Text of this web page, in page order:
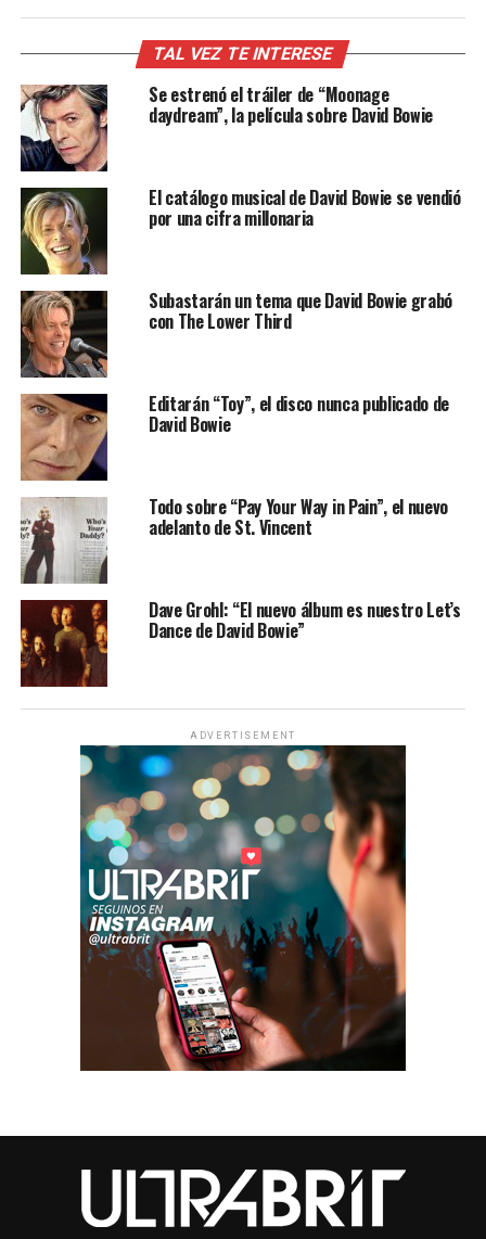
TAL VEZ TE INTERESE
Se estrenó el tráiler de “Moonage
daydream”, la película sobre David Bowie
El catálogo musical de David Bowie se vendió
por una cifra millonaria
Subastarán un tema que David Bowie grabó
con The Lower Third
Editarán “Toy”, el disco nunca publicado de
David Bowie
Todo sobre “Pay Your Way in Pain”, el nuevo
adelanto de St. Vincent
Dave Grohl: “El nuevo álbum es nuestro Let’s
Dance de David Bowie”
ADVERTISEMENT